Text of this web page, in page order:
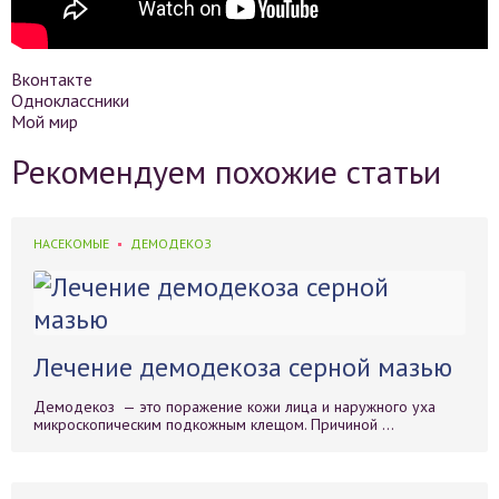
Вконтакте
Одноклассники
Мой мир
Рекомендуем похожие статьи
НАСЕКОМЫЕ ДЕМОДЕКОЗ
Лечение демодекоза серной мазью
Демодекоз — это поражение кожи лица и наружного уха
микроскопическим подкожным клещом. Причиной ...